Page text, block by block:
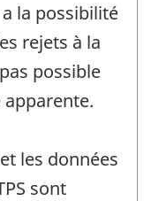
la possibilité
rejets à la
possible
les données
sont